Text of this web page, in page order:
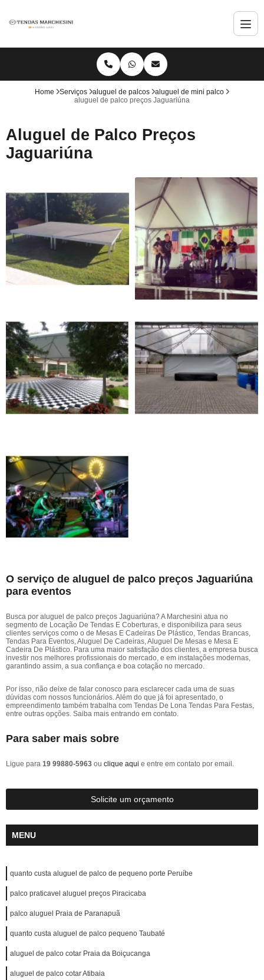
Home Serviços aluguel de palcos
aluguel de mini palco
aluguel de palco preços Jaguariúna
Aluguel de Palco Preços
Jaguariúna
O serviço de aluguel de palco preços Jaguariúna
para eventos
Busca por aluguel de palco preços Jaguariúna? A Marchesini atua no
segmento de Locação De Tendas E Coberturas, e disponibiliza para seus
clientes serviços como o de Mesas E Cadeiras De Plástico, Tendas Brancas,
Tendas Para Eventos, Aluguel De Cadeiras, Aluguel De Mesas e Mesa E
Cadeira De Plástico. Para uma maior satisfação dos clientes, a empresa busca
investir nos melhores profissionais do mercado, e em instalações modernas,
garantindo assim, a sua confiança e boa cotação no mercado.
Por isso, não deixe de falar conosco para esclarecer cada uma de suas
dúvidas com nossos funcionários. Além do que já foi apresentado, o
empreendimento também trabalha com Tendas De Lona Tendas Para Festas,
entre outras opções. Saiba mais entrando em contato.
Para saber mais sobre
Ligue para 19 99880-5963 ou clique aqui e entre em contato por email.
Solicite um orçamento
MENU
quanto custa aluguel de palco de pequeno porte Peruíbe
palco praticavel aluguel preços Piracicaba
palco aluguel Praia de Paranapuã
quanto custa aluguel de palco pequeno Taubaté
aluguel de palco cotar Praia da Boiçucanga
aluguel de palco cotar Atibaia